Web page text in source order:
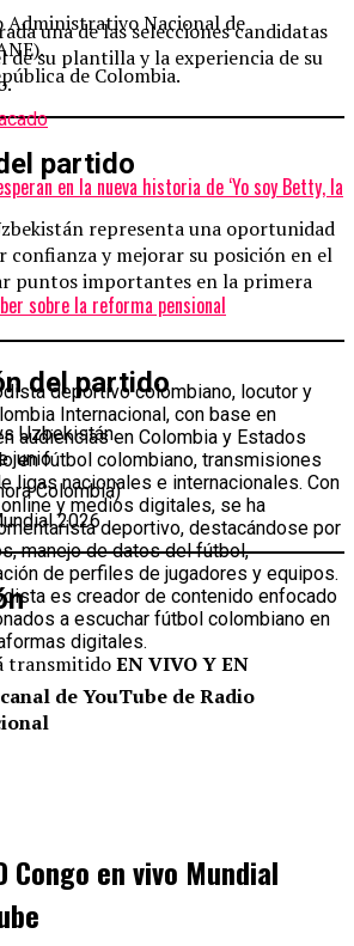
Administrativo Nacional de
de Colombia.
en la nueva historia de ‘Yo soy Betty, la
sobre la reforma pensional
deportivo colombiano, locutor y
Internacional, con base en
audiencias en Colombia y Estados
en fútbol colombiano, transmisiones
ligas nacionales e internacionales. Con
y medios digitales, se ha
deportivo, destacándose por
manejo de datos del fútbol,
de perfiles de jugadores y equipos.
es creador de contenido enfocado
a escuchar fútbol colombiano en
digitales.
una de las selecciones candidatas
su plantilla y la experiencia de su
partido
representa una oportunidad
confianza y mejorar su posición en el
puntos importantes en la primera
del partido
Uzbekistán
junio
Colombia)
2026
transmitidoEN VIVO Y EN
de YouTube de Radio
Congo en vivo Mundial